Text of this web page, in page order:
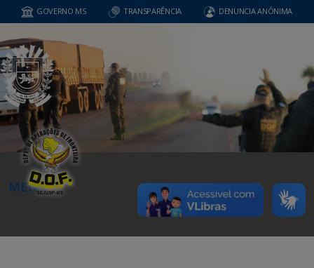
GOVERNO MS TRANSPARÊNCIA DENUNCIA ANÔNIMA
MENU